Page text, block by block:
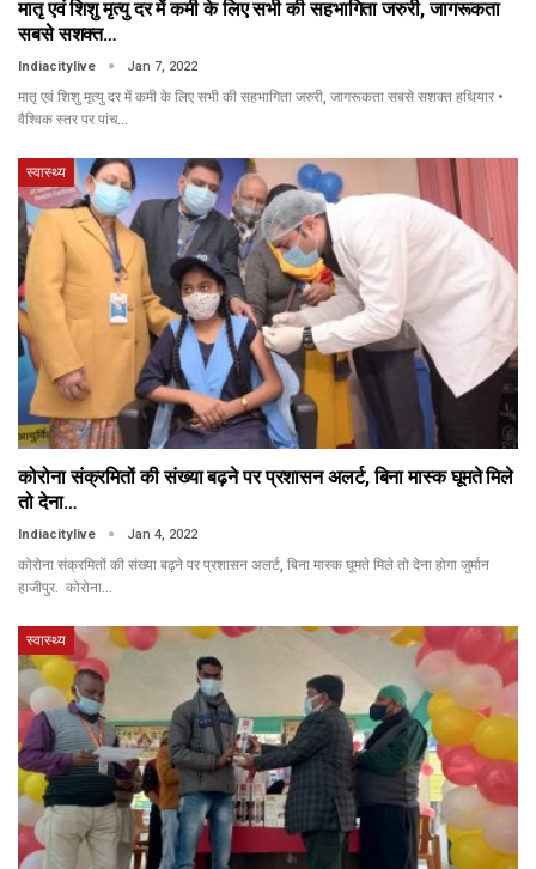
मातृ एवं शिशु मृत्यु दर में कमी के लिए सभी की सहभागिता जरुरी, जागरूकता
सबसे सशक्त…
Indiacitylive Jan 7, 2022
मातृ एवं शिशु मृत्यु दर में कमी के लिए सभी की सहभागिता जरुरी, जागरूकता सबसे सशक्त हथियार •
वैश्विक स्तर पर पांच…
स्वास्थ्य
कोरोना संक्रमितों की संख्या बढ़ने पर प्रशासन अलर्ट, बिना मास्क घूमते मिले
तो देना…
Indiacitylive Jan 4, 2022
कोरोना संक्रमितों की संख्या बढ़ने पर प्रशासन अलर्ट, बिना मास्क घूमते मिले तो देना होगा जुर्मान
हाजीपुर. कोरोना…
स्वास्थ्य